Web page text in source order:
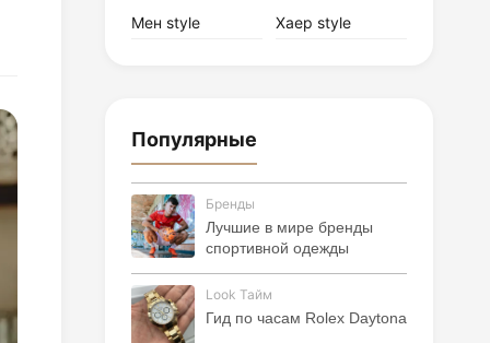
Мен style Хаер style
Популярные
Бренды
Лучшие в мире бренды
спортивной одежды
Look Тайм
Гид по часам Rolex Daytona